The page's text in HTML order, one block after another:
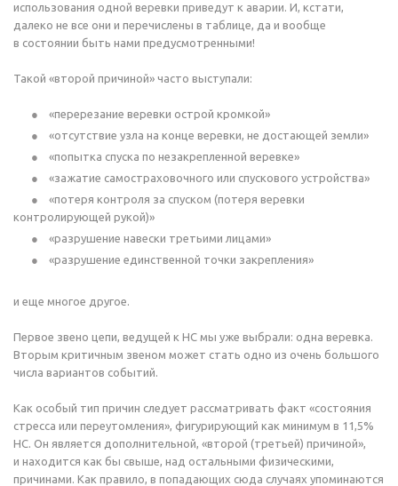
использования одной веревки приведут к аварии. И, кстати,
далеко не все они и перечислены в таблице, да и вообще
в состоянии быть нами предусмотренными!
Такой «второй причиной» часто выступали:
«перерезание веревки острой кромкой»
«отсутствие узла на конце веревки, не достающей земли»
«попытка спуска по незакрепленной веревке»
«зажатие самостраховочного или спускового устройства»
«потеря контроля за спуском (потеря веревки
контролирующей рукой)»
«разрушение навески третьими лицами»
«разрушение единственной точки закрепления»
и еще многое другое.
Первое звено цепи, ведущей к НС мы уже выбрали: одна веревка.
Вторым критичным звеном может стать одно из очень большого
числа вариантов событий.
Как особый тип причин следует рассматривать факт «состояния
стресса или переутомления», фигурирующий как минимум в 11,5%
НС. Он является дополнительной, «второй (третьей) причиной»,
и находится как бы свыше, над остальными физическими,
причинами. Как правило, в попадающих сюда случаях упоминаются